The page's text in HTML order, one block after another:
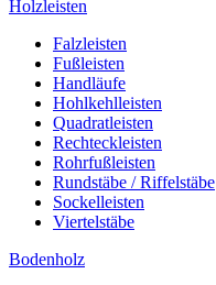
Holzleisten
Falzleisten
Fußleisten
Handläufe
Hohlkehlleisten
Quadratleisten
Rechteckleisten
Rohrfußleisten
Rundstäbe / Riffelstäbe
Sockelleisten
Viertelstäbe
Bodenholz